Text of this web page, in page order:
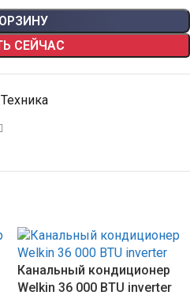
СЕЙЧАС
Канальный кондиционер
Welkin 36 000 BTU inverter